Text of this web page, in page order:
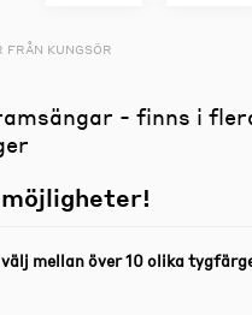
FRÅN KUNGSÖR
- finns i
möjligheter!
mellan över 10 olika